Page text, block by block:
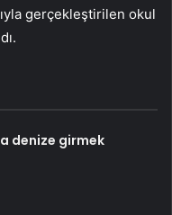
gerçekleştirilen okul
denize girmek